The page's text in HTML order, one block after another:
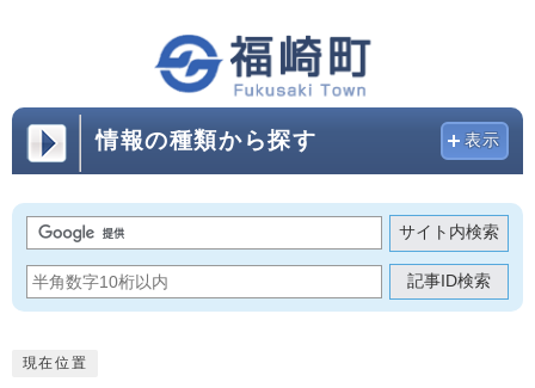
情報の種類から探す 表示
サイト内検索
記事ID検索
現在位置